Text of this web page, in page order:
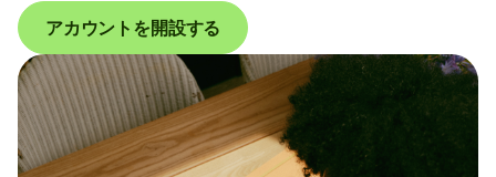
アカウントを開設する